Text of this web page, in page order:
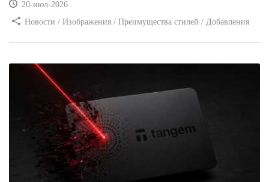
20-июл-2026
Новости / Изображения / Преимущества стилей / Добавления